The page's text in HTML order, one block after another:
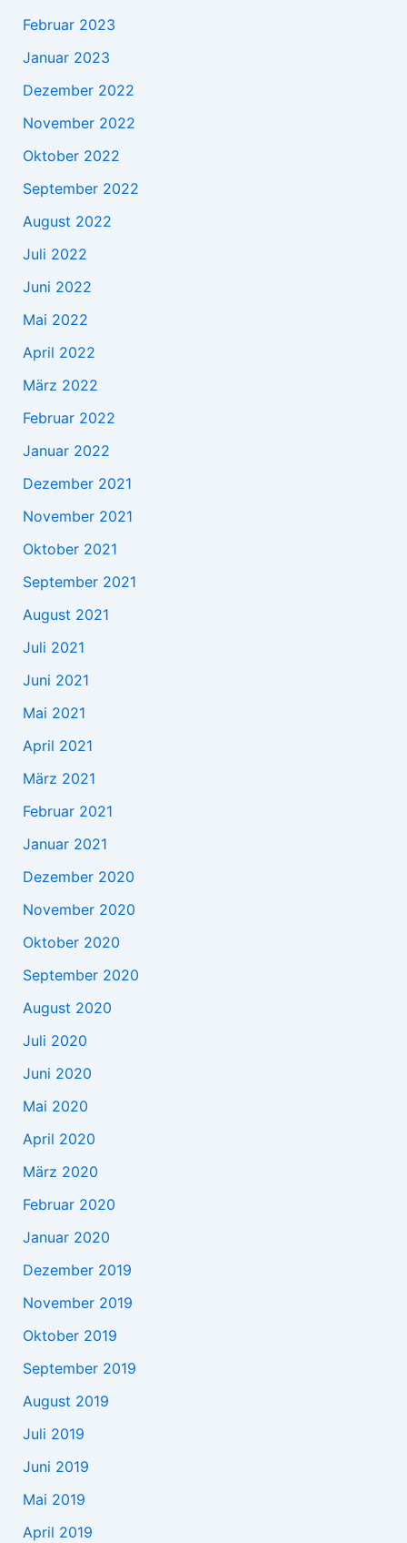
Februar 2023
Januar 2023
Dezember 2022
November 2022
Oktober 2022
September 2022
August 2022
Juli 2022
Juni 2022
Mai 2022
April 2022
März 2022
Februar 2022
Januar 2022
Dezember 2021
November 2021
Oktober 2021
September 2021
August 2021
Juli 2021
Juni 2021
Mai 2021
April 2021
März 2021
Februar 2021
Januar 2021
Dezember 2020
November 2020
Oktober 2020
September 2020
August 2020
Juli 2020
Juni 2020
Mai 2020
April 2020
März 2020
Februar 2020
Januar 2020
Dezember 2019
November 2019
Oktober 2019
September 2019
August 2019
Juli 2019
Juni 2019
Mai 2019
April 2019